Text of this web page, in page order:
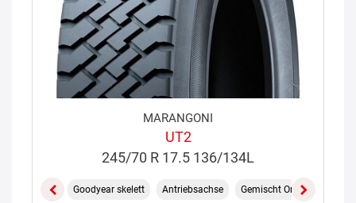
MARANGONI
UT2
245/70 R 17.5 136/134L
Goodyear skelett Antriebsachse Gemischt On/Off